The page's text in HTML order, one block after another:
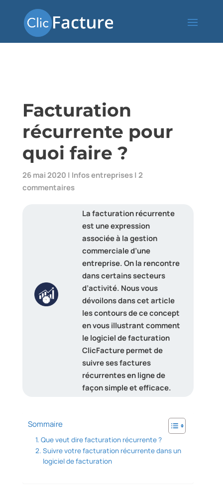
Facturation
récurrente pour
quoi faire ?
26 mai 2020 | Infos entreprises| 2
commentaires
La facturation récurrente
est une expression
associée à la gestion
commerciale d’une
entreprise. On la rencontre
dans certains secteurs
d’activité. Nous vous
dévoilons dans cet article
les contours de ce concept
en vous illustrant comment
le logiciel de facturation
ClicFacture permet de
suivre ses factures
récurrentes en ligne de
façon simple et efficace.
Sommaire
Que veut dire facturation récurrente ?
Suivre votre facturation récurrente dans un
logiciel de facturation